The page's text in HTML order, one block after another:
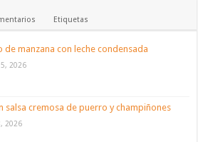
Etiquetas
de manzana con leche condensada
2026
salsa cremosa de puerro y champiñones
2026